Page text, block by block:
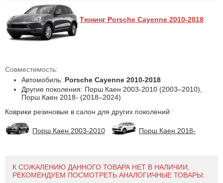
Тюнинг Porsche Cayenne 2010-2018
Совместимость:
Автомобиль: Porsche Cayenne 2010-2018
Другие поколения: Порш Каен 2003-2010 (2003–2010),
Порш Каен 2018- (2018–2024)
Коврики резиновые в салон для других поколений:
Порш Каен 2003-2010 Порш Каен 2018-
К СОЖАЛЕНИЮ ДАННОГО ТОВАРА НЕТ В НАЛИЧИИ,
РЕКОМЕНДУЕМ ПОСМОТРЕТЬ АНАЛОГИЧНЫЕ ТОВАРЫ: